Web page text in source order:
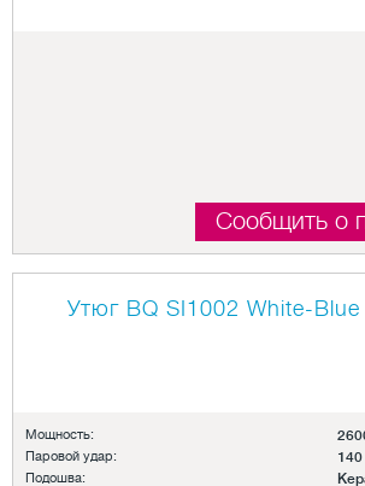
Сообщить о
Утюг BQ SI1002 White-Blue
Мощность:
Паровой удар:
Подошва: